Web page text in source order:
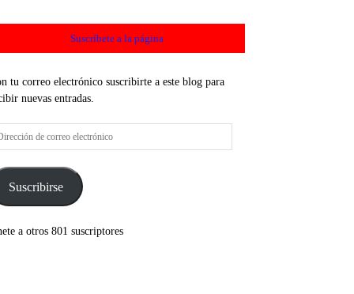
Suscríbete a la página
tu correo electrónico suscribirte a este blog para
nuevas entradas.
Suscribirse
a otros 801 suscriptores